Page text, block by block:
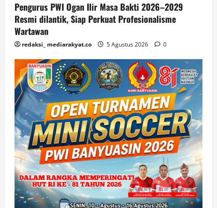
Pengurus PWI Ogan Ilir Masa Bakti 2026–2029
Resmi dilantik, Siap Perkuat Profesionalisme
Wartawan
redaksi_ mediarakyat.co 5 Agustus 2026 0